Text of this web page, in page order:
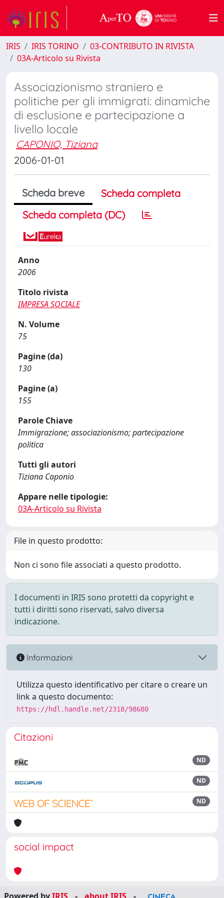
IRIS IRIS TORINO
03-CONTRIBUTO IN RIVISTA
03A-Articolo su Rivista
Associazionismo straniero e
politiche per gli immigrati: dinamiche
di esclusione e partecipazione a
livello locale
CAPONIO, Tiziana
2006-01-01
Scheda breve
Scheda completa
Scheda completa (DC)
Anno
2006
Titolo rivista
IMPRESA SOCIALE
N. Volume
75
Pagine (da)
130
Pagine (a)
155
Parole Chiave
Immigrazione; associazionismo; partecipazione
politica
Tutti gli autori
Tiziana Caponio
Appare nelle tipologie:
03A-Articolo su Rivista
File in questo prodotto:
Non ci sono file associati a questo prodotto.
I documenti in IRIS sono protetti da copyright e
tutti i diritti sono riservati, salvo diversa
indicazione.
Informazioni
Utilizza questo identificativo per citare o creare un
link a questo documento:
https://hdl.handle.net/2318/98680
Citazioni
ND
ND
ND
social impact